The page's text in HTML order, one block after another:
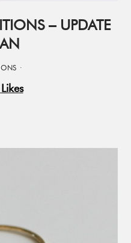
– UPDATE
·
Likes